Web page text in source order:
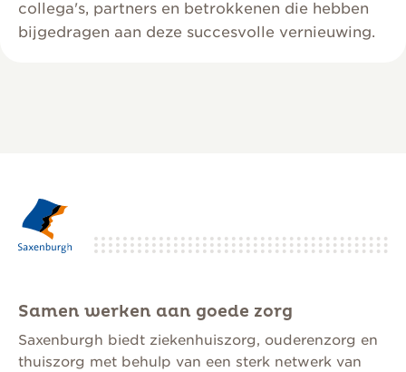
collega's, partners en betrokkenen die hebben
bijgedragen aan deze succesvolle vernieuwing.
Samen werken aan goede zorg
Saxenburgh biedt ziekenhuiszorg, ouderenzorg en
thuiszorg met behulp van een sterk netwerk van